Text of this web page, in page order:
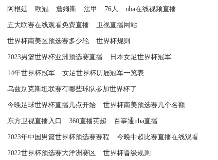
阿根廷 欧冠 詹姆斯 法甲 76人 nba在线视频直播
五大联赛在线观看免费直播 卫视直播网站
世界杯南美区预选赛多少轮 世界杯规则
2023男篮世界杯亚洲预选赛直播 日本女足世界杯冠军
14年世界杯冠军 女足世界杯历届冠军一览表
乌兹别克斯坦联赛有哪些球队参加世界杯了
今晚足球世界杯直播几点开始 世界杯南美预选赛几个名额
东方卫视直播入口 360直播英超 百事通nba直播
2023年中国男篮世界杯预选赛赛程 今晚中超比赛直播在线观看
2022世界杯预选赛大洋洲赛区 世界杯晋级规则